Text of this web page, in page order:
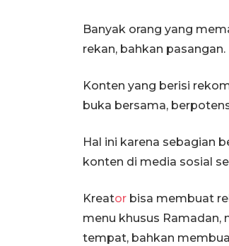
Banyak orang yang
rekan, bahkan pasangan.
Konten yang berisi
buka bersama,
Hal ini karena sebagian
konten di media sosial
Kreator bisa membuat
menu khusus Ramadan,
tempat, bahkan